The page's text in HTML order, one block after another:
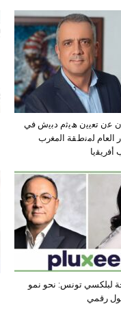
ﻋن ﺗﻌﯾﯾن ھﯾﺛم دﺑﯾش ﻓﻲ
اﻟﻌﺎم ﻟﻣﻧطﻘﺔ اﻟﻣﻐرب
أﻓرﯾﻘﯾﺎ
لبلكسي تونس: نحو نمو
رقمي